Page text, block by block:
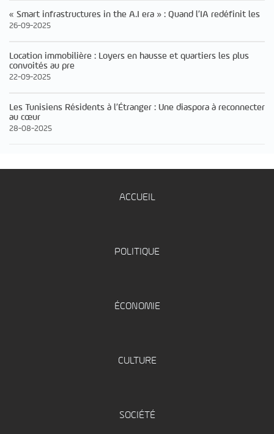
« Smart infrastructures in the A.I era » : Quand l’IA redéfinit les
26-09-2025
Location immobilière : Loyers en hausse et quartiers les plus
convoités au pre
22-09-2025
Les Tunisiens Résidents à l’Étranger : Une diaspora à reconnecter
au cœur
28-08-2025
ACCUEIL
POLITIQUE
ÉCONOMIE
CULTURE
SOCIÉTÉ